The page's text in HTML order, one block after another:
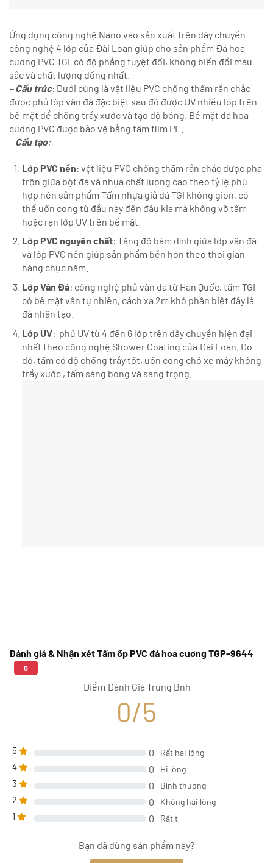
Ứng dụng công nghệ Nano vào sản xuất trên dây chuyền
công nghệ 4 lớp của Đài Loan giúp cho sản phẩm Đá hoa
cương PVC TGI có độ phẳng tuyệt đối, không biến đổi màu
sắc và chất lượng đồng nhất.
–Cấu trúc: Dưới cùng là vật liệu PVC chống thấm rắn chắc
được phủ lớp vân đá đặc biệt sau đó được UV nhiều lớp trên
bề mặt để chống trầy xước và tạo độ bóng. Bề mặt đá hoa
cương PVC được bảo vệ bằng tấm film PE.
– Cấu tạo:
Lớp PVC nền: vật liệu PVC chống thấm rắn chắc được pha
trộn giữa bột đá và nhựa chất lượng cao theo tỷ lệ phù
hợp nên sản phẩm Tấm nhựa giả đá TGI không giòn, có
thể uốn cong từ đầu này đến đầu kia mà không vỡ tấm
hoặc rạn lớp UV trên bề mặt.
Lớp PVC nguyên chất: Tăng độ bám dính giữa lớp vân đá
và lớp PVC nền giúp sản phẩm bền hơn theo thời gian
hàng chục năm.
Lớp Vân Đá: công nghệ phủ vân đá từ Hàn Quốc, tấm TGI
có bề mặt vân tự nhiên, cách xa 2m khó phân biệt đây là
đá nhân tạo.
Lớp UV: phủ UV từ 4 đến 6 lớp trên dây chuyền hiện đại
nhất theo công nghệ Shower Coating của Đài Loan. Do
đó, tấm có độ chống trầy tốt, uốn cong chở xe máy không
trầy xước , tấm sáng bóng và sang trọng.
Đánh giá & Nhận xét Tấm ốp PVC đá hoa cương TGP-9644
0
Điểm Đánh Giá Trung Bnh
0/5
5 0 Rất hài lòng
4 0 Hi lòng
3 0 Bình thường
2 0 Không hài lòng
1 0 Rất t
Bạn đã dùng sản phẩm này?